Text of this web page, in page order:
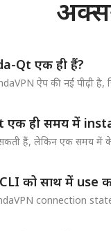
Qt एक ही हैं?
ऐप की नई पीढ़ी
एक ही समय में
हैं, लेकिन एक समय में
को साथ में use
connection